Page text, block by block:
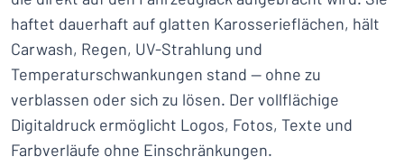
haftet dauerhaft auf glatten Karosserieflächen, hält
Carwash, Regen, UV-Strahlung und
Temperaturschwankungen stand — ohne zu
verblassen oder sich zu lösen. Der vollflächige
Digitaldruck ermöglicht Logos, Fotos, Texte und
Farbverläufe ohne Einschränkungen.